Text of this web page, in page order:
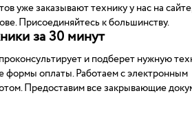
уже заказывают технику у нас на
Присоединяйтесь к большинству.
за 30 минут
и подберет нужную
формы оплаты. Работаем с электронным
Предоставим все закрывающие